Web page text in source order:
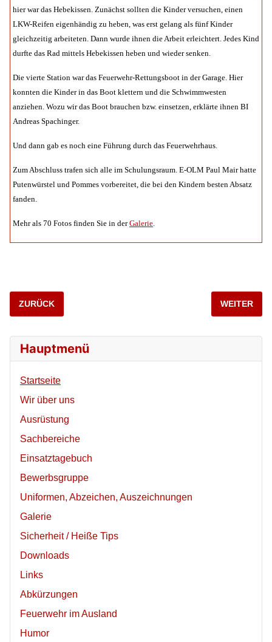
Hauptmenü
Startseite
Wir über uns
Ausrüstung
Sachbereiche
Einsatztagebuch
Bewerbsgruppe
Uniformen, Abzeichen, Auszeichnungen
Galerie
Sicherheit / Heiße Tips
Downloads
Links
Abkürzungen
Feuerwehr im Ausland
Humor
hier war das Hebekissen. Zunächst sollten die Kinder versuchen, einen
LKW-Reifen eigenhändig zu heben, was erst gelang als fünf Kinder
gleichzeitig arbeiteten. Dann wurde ihnen die Arbeit erleichtert. Jedes Kind
durfte das Rad mittels Hebekissen heben und wieder senken.
Die vierte Station war das Feuerwehr-Rettungsboot in der Garage. Hier
konnten die Kinder in das Boot klettern und die Schwimmwesten
anziehen. Wozu wir das Boot brauchen bzw. einsetzen, erklärte ihnen BI
Andreas Spachinger.
Und dann gab es noch eine Führung durch das Feuerwehrhaus.
Zum Abschluss trafen sich alle im Schulungsraum. E-OLM Paul Mair hatte
Putenwürstel und Pommes vorbereitet, die bei den Kindern besten Absatz
fanden.
Mehr als 70 Fotos finden Sie in derGalerie
VORHERIGER BEITRAG: 2025_STRASSENFEST-EINLADUNG
ZURÜCK NÄCHSTER
WEITER